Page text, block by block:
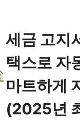
세금 고지
택스로 자
마트하게
(2025년